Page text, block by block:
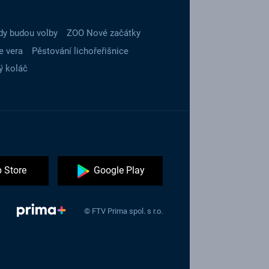
budou volby
ZOO Nové začátky
vera
Pěstování lichořeřišnice
koláč
Store Google Play
© FTV Prima spol. s r.o.